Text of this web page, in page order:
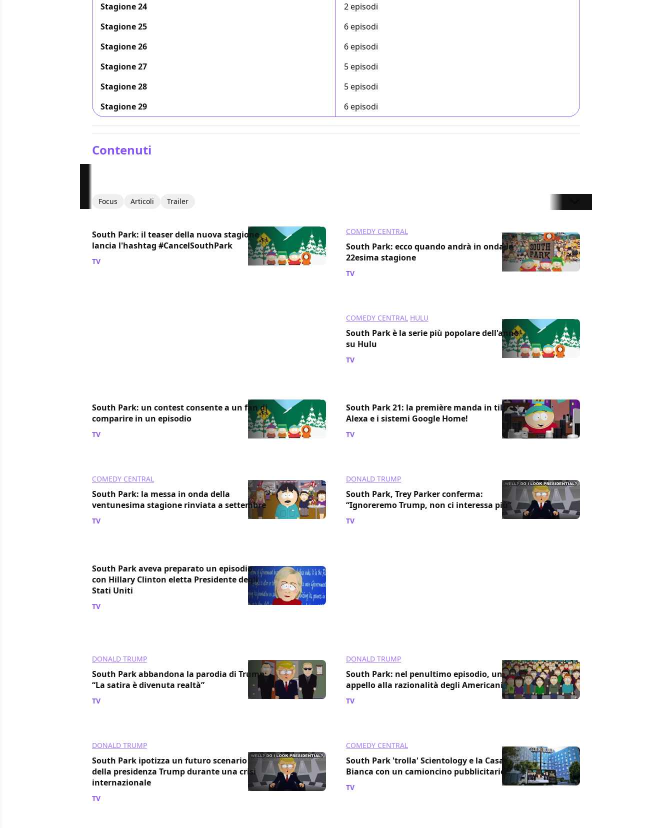
Stagione 24
2 episodi
Stagione 25
6 episodi
Stagione 26
6 episodi
Stagione 27
5 episodi
Stagione 28
5 episodi
Stagione 29
6 episodi
Contenuti
Focus Articoli Trailer
South Park: il teaser della nuova stagione
lancia l'hashtag #CancelSouthPark
TV
COMEDY CENTRAL
South Park: ecco quando andrà in onda la
22esima stagione
TV
COMEDY CENTRAL HULU
South Park è la serie più popolare dell'anno
su Hulu
TV
South Park: un contest consente a un fan di
comparire in un episodio
TV
South Park 21: la première manda in tilt
Alexa e i sistemi Google Home!
TV
COMEDY CENTRAL
South Park: la messa in onda della
ventunesima stagione rinviata a settembre
TV
DONALD TRUMP
South Park, Trey Parker conferma:
“Ignoreremo Trump, non ci interessa più”
TV
South Park aveva preparato un episodio
con Hillary Clinton eletta Presidente degli
Stati Uniti
TV
DONALD TRUMP
South Park abbandona la parodia di Trump:
“La satira è divenuta realtà”
TV
DONALD TRUMP
South Park: nel penultimo episodio, un
appello alla razionalità degli Americani
TV
DONALD TRUMP
South Park ipotizza un futuro scenario
della presidenza Trump durante una crisi
internazionale
TV
COMEDY CENTRAL
South Park 'trolla' Scientology e la Casa
Bianca con un camioncino pubblicitario
TV